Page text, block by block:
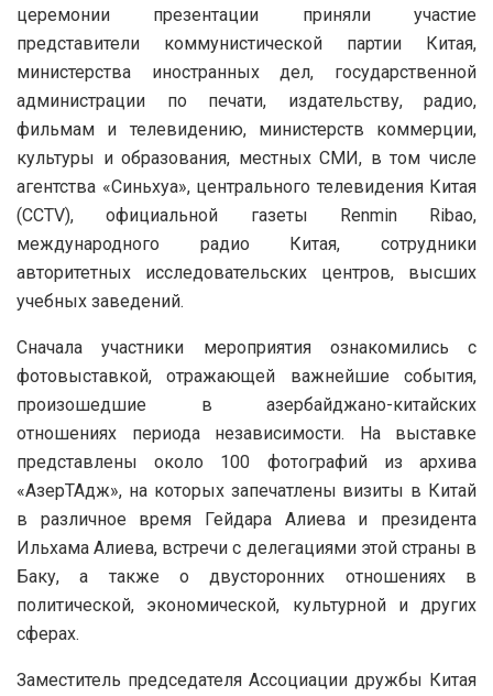
церемонии презентации приняли участие
представители коммунистической партии Китая,
министерства иностранных дел, государственной
администрации по печати, издательству, радио,
фильмам и телевидению, министерств коммерции,
культуры и образования, местных СМИ, в том числе
агентства «Синьхуа», центрального телевидения Китая
(ССТV), официальной газеты Renmin Ribao,
международного радио Китая, сотрудники
авторитетных исследовательских центров, высших
учебных заведений.
Сначала участники мероприятия ознакомились с
фотовыставкой, отражающей важнейшие события,
произошедшие в азербайджано-китайских
отношениях периода независимости. На выставке
представлены около 100 фотографий из архива
«АзерТАдж», на которых запечатлены визиты в Китай
в различное время Гейдара Алиева и президента
Ильхама Алиева, встречи с делегациями этой страны в
Баку, а также о двусторонних отношениях в
политической, экономической, культурной и других
сферах.
Заместитель председателя Ассоциации дружбы Китая